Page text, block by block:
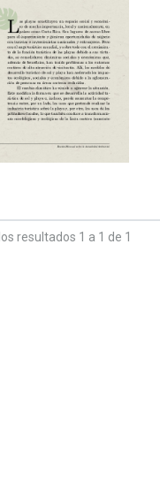
resultados 1 a 1 de 1